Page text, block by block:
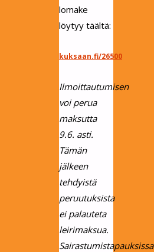
lomake
löytyy täältä:
kuksaan.fi/26500
Ilmoittautumisen
voi perua
maksutta
9.6. asti.
Tämän
jälkeen
tehdyistä
peruutuksista
ei palauteta
leirimaksua.
Sairastumistapauksissa